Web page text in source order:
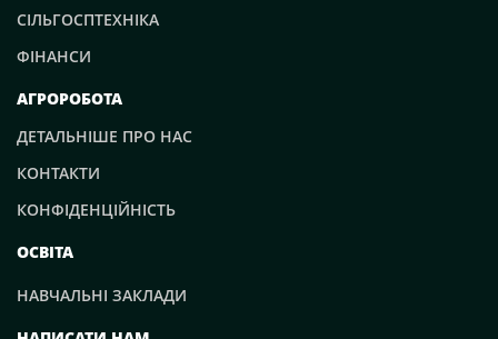
СІЛЬГОСПТЕХНІКА
ФІНАНСИ
АГРОРОБОТА
ДЕТАЛЬНІШЕ ПРО НАС
КОНТАКТИ
КОНФІДЕНЦІЙНІСТЬ
ОСВІТА
НАВЧАЛЬНІ ЗАКЛАДИ